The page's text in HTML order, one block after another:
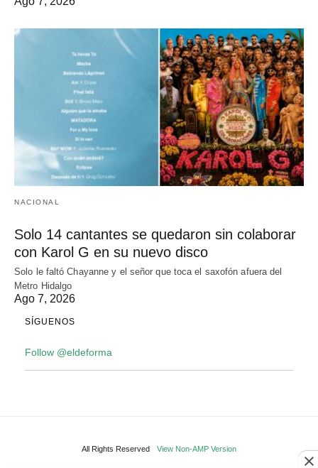
NACIONAL
Solo 14 cantantes se quedaron sin colaborar
con Karol G en su nuevo disco
Solo le faltó Chayanne y el señor que toca el saxofón afuera del
Metro Hidalgo
Ago 7, 2026
SÍGUENOS
Follow @eldeforma
All Rights Reserved View Non-AMP Version